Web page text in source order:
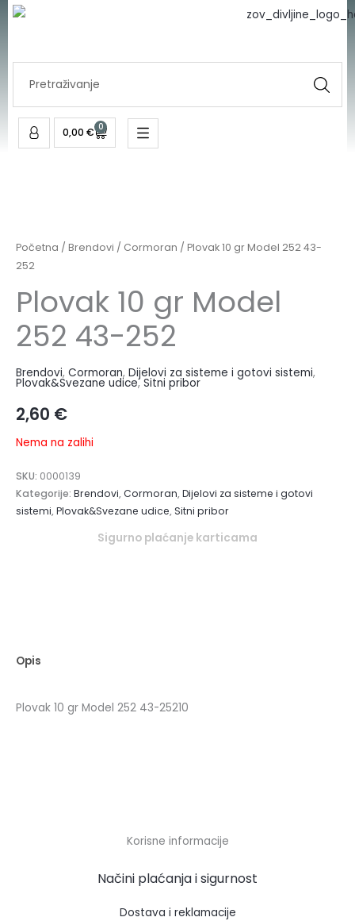
Skip
0,00 € 0
Cart
Početna / Brendovi / Cormoran / Plovak 10 gr Model 252 43-
252
Plovak 10 gr Model
252 43-252
Brendovi, Cormoran, Dijelovi za sisteme i gotovi sistemi,
Plovak&Svezane udice, Sitni pribor
2,60 €
Nema na zalihi
SKU: 0000139
Kategorije: Brendovi,Cormoran,Dijelovi za sisteme i gotovi
sistemi,Plovak&Svezane udice,Sitni pribor
Sigurno plaćanje karticama
Opis
Plovak 10 gr Model 252 43-25210
Korisne informacije
Načini plaćanja i sigurnost
Dostava i reklamacije